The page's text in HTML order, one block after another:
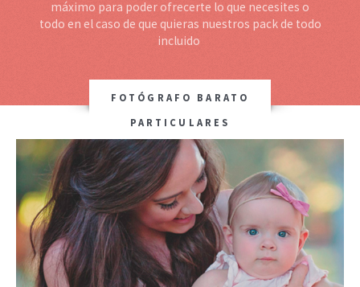
máximo para poder ofrecerte lo que necesites o
todo en el caso de que quieras nuestros pack de todo
incluido
FOTÓGRAFO BARATO
PARTICULARES